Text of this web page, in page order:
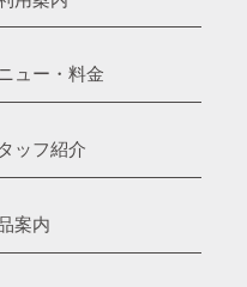
ュー・料金
ッフ紹介
案内